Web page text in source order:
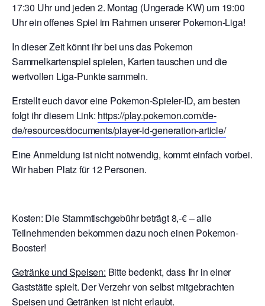
17:30 Uhr und jeden 2. Montag (Ungerade KW) um 19:00
Uhr ein offenes Spiel im Rahmen unserer Pokemon-Liga!
In dieser Zeit könnt ihr bei uns das Pokemon
Sammelkartenspiel spielen, Karten tauschen und die
wertvollen Liga-Punkte sammeln.
Erstellt euch davor eine Pokemon-Spieler-ID, am besten
folgt ihr diesem Link: https://play.pokemon.com/de-
de/resources/documents/player-id-generation-article/
Eine Anmeldung ist nicht notwendig, kommt einfach vorbei.
Wir haben Platz für 12 Personen.
Kosten: Die Stammtischgebühr beträgt 8,-€ – alle
Teilnehmenden bekommen dazu noch einen Pokemon-
Booster!
Getränke und Speisen: Bitte bedenkt, dass Ihr in einer
Gaststätte spielt. Der Verzehr von selbst mitgebrachten
Speisen und Getränken ist nicht erlaubt.